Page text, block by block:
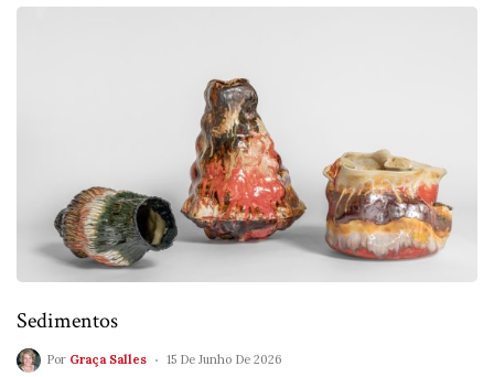
Sedimentos
Por Graça Salles 15 De Junho De 2026